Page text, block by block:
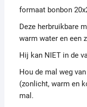
formaat bonbon
Deze herbruikbare
warm water en een
Hij kan NIET in de
Hou de mal weg
(zonlicht, warm en
mal.